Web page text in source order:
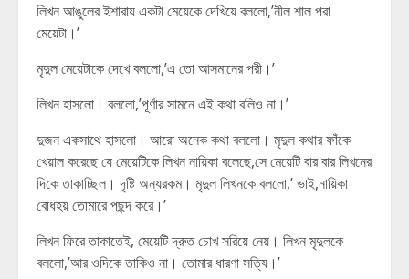
লিখন আঙুলের ইশারায় একটা মেয়েকে দেখিয়ে বললো,’নীল শাল পরা
মেয়েটা।’
মৃদুল মেয়েটাকে দেখে বললো,’এ তো আসমানের পরী।’
লিখন হাসলো। বললো,’পূর্ণার সামনে এই কথা বলিও না।’
দুজন একসাথে হাসলো। আরো অনেক কথা বললো। মৃদুল কথার ফাঁকে
খেয়াল করেছে যে মেয়েটিকে লিখন নায়িকা বলেছে,সে মেয়েটি বার বার লিখনের
দিকে তাকাচ্ছিল। দৃষ্টি অন্যরকম। মৃদুল লিখনকে বললো,’ ভাই,নায়িকা
বোধহয় তোমারে পছন্দ করে।’
লিখন ফিরে তাকাতেই, মেয়েটি দ্রুত চোখ সরিয়ে নেয়। লিখন মৃদুলকে
বললো,’আর ওদিকে তাকিও না। তোমার ধারণা সত্যি।’